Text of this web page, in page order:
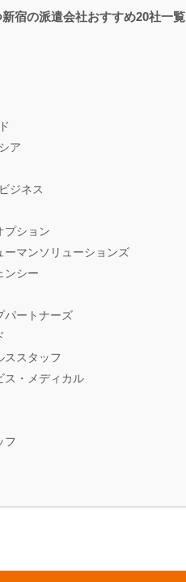
宿の派遣会社おすすめ20社一覧
ア
ジネス
プション
ーマンソリューションズ
ンシー
パートナーズ
ススタッフ
ス・メディカル
フ